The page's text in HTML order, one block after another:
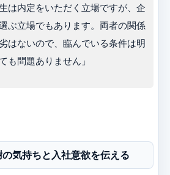
生は内定をいただく立場ですが、企
ぶ立場でもあります。両者の関係
はないので、臨んでいる条件は明
も問題ありません」
気持ちと入社意欲を伝える